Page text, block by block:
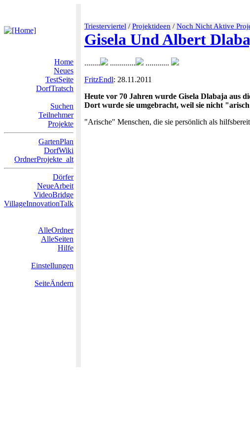
Triesterviertel / Projektideen / Noch Nicht Aktive
Gisela Und Albert
Home
Neues
TestSeite
DorfTratsch
Suchen
Teilnehmer
Projekte
GartenPlan
DorfWiki
OrdnerProjekte_alt
Dörfer
NeueArbeit
VideoBridge
VillageInnovationTalk
AlleOrdner
AlleSeiten
Hilfe
Einstellungen
SeiteÄndern
........ .............
............
FritzEndl: 28.11.2011
Heute vor 70 Jahren wurde Gisela Dlabaja aus
Dort wurde sie umgebracht, weil sie nicht
"Arische" Menschen, die sie persönlich als